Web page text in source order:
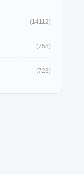
(14112)
(758)
(723)